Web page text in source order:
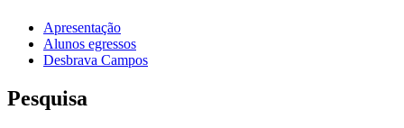
Apresentação
Alunos egressos
Desbrava Campos
Pesquisa